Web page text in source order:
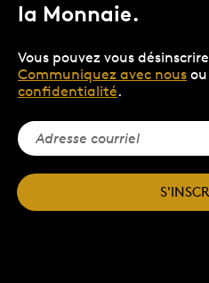
la Monnaie.
Vous pouvez vous
Communiquez avec nous ou
confidentialité.